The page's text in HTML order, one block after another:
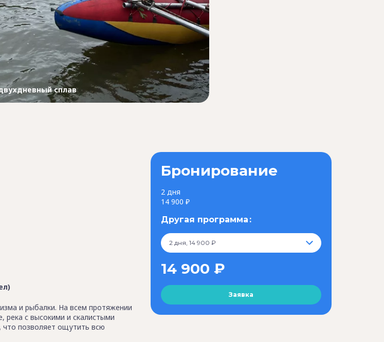
сплав
и рыбалки. На всем протяжении
река с высокими и скалистыми
позволяет ощутить всю
Бронирование
2 дня
14 900 ₽
Другая программа
2 дня, 14 900 ₽
14 900 ₽